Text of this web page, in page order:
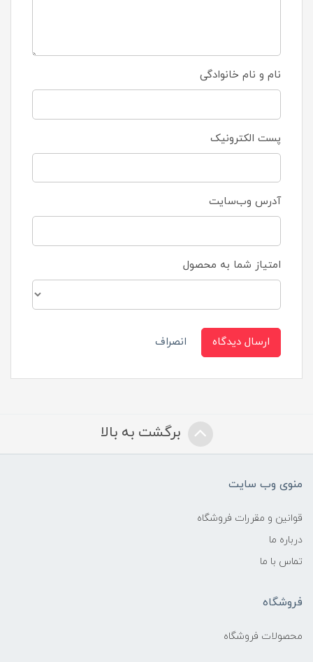
نام و نام خانوادگی
پست الکترونیک
آدرس وب‌سایت
امتیاز شما به محصول
ارسال دیدگاه انصراف
برگشت به بالا
منوی وب سایت
قوانین و مقررات فروشگاه
درباره ما
تماس با ما
فروشگاه
محصولات فروشگاه